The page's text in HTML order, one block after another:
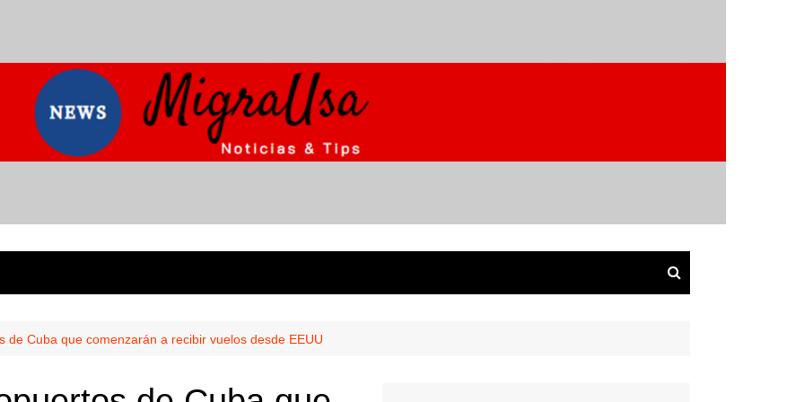
de Cuba que comenzarán a recibir vuelos desde EEUU